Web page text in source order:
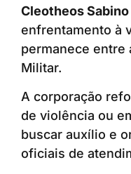
Cleotheos
enfrentamento à
permanece entre
Militar.
A corporação
de violência ou
buscar auxílio e
oficiais de